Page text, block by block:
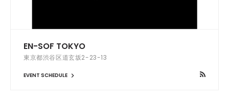
EN-SOF TOKYO
東京都渋谷区道玄坂2-23-13
EVENT SCHEDULE